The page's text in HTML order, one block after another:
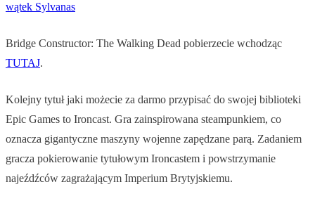
wątek Sylvanas
Bridge Constructor: The Walking Dead pobierzecie wchodząc
TUTAJ.
Kolejny tytuł jaki możecie za darmo przypisać do swojej biblioteki
Epic Games to Ironcast. Gra zainspirowana steampunkiem, co
oznacza gigantyczne maszyny wojenne zapędzane parą. Zadaniem
gracza pokierowanie tytułowym Ironcastem i powstrzymanie
najeźdźców zagrażającym Imperium Brytyjskiemu.